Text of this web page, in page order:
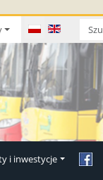
Wybierz swój język
i inwestycje